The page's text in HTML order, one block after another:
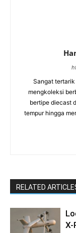
Sangat
mengkoleksi
bertipe diecast
tempur hingga
RELATED
X-